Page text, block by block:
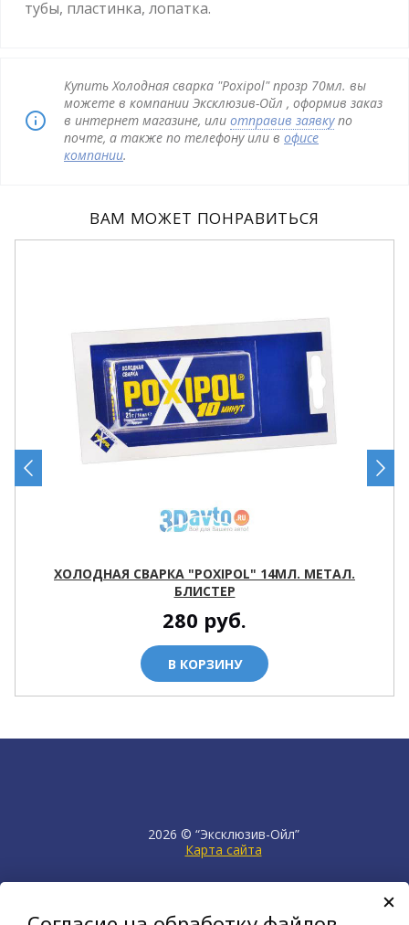
тубы, пластинка, лопатка.
Купить Холодная сварка "Poxipol" прозр 70мл. вы
можете в компании Эксклюзив-Ойл , оформив заказ
в интернет магазине, или отправив заявкупо
почте, а также по телефону или в офисе
компании.
ВАМ МОЖЕТ ПОНРАВИТЬСЯ
ХОЛОДНАЯ СВАРКА "POXIPOL" 14МЛ. МЕТАЛ.
БЛИСТЕР
280 руб.
В КОРЗИНУ
2026 © “Эксклюзив-Ойл”
Карта сайта
продвижение сайта НЕТКАМ